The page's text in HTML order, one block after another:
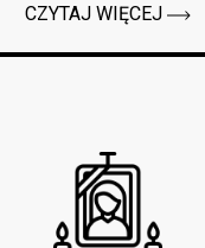
CZYTAJ WIĘCEJ